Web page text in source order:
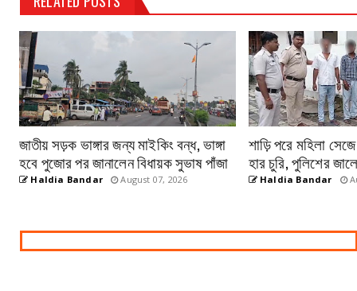
জাতীয় সড়ক ভাঙ্গার জন্য মাইকিং বন্ধ, ভাঙ্গা
হবে পুজোর পর জানালেন বিধায়ক সুভাষ পাঁজা
Haldia Bandar August 07, 2026
শাড়ি পরে মহিলা
হার চুরি, পুলিশের
Haldia Bandar